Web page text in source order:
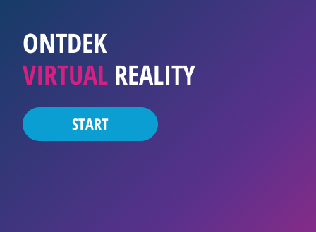
ONTDEK
VIRTUAL REALITY
START